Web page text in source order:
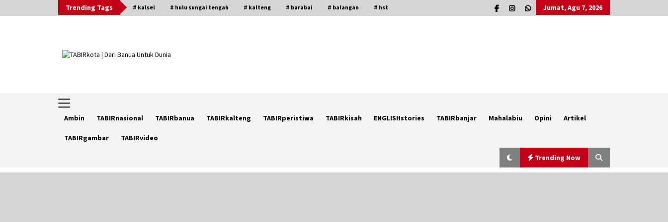
to
Trending Tags # kalsel # hulu sungai tengah # kalteng # barabai # balangan # hst Jumat, Agu 7, 2026
Ambin TABIRnasional TABIRbanua TABIRkalteng TABIRperistiwa TABIRkisah ENGLISHstories TABIRbanjar Mahalabiu Opini Artikel
TABIRgambar TABIRvideo
Trending Now